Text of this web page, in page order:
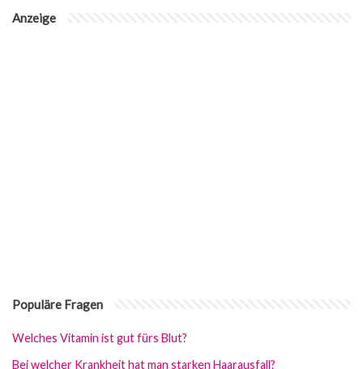
Anzeige
Populäre Fragen
Welches Vitamin ist gut fürs Blut?
Bei welcher Krankheit hat man starken Haarausfall?